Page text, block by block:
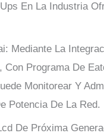
En La Industria
Mediante La
Con Programa De
Monitorear Y
Potencia De La Red.
De Próxima